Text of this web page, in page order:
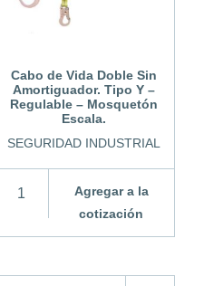
Cabo de Vida Doble Sin
Amortiguador. Tipo Y –
Regulable – Mosquetón
Escala.
SEGURIDAD INDUSTRIAL
Agregar a la
cotización